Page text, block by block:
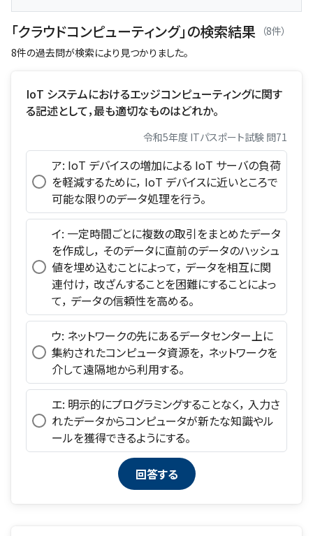
「クラウドコンピューティング」の検索結果
（8件）
8件の過去問が検索により見つかりました。
IoT システムにおけるエッジコンピューティングに関す
る記述として，最も適切なものはどれか。
令和5年度 ITパスポート試験 問71
ア: IoT デバイスの増加による IoT サーバの負荷
を軽減するために， IoT デバイスに近いところで
可能な限りのデータ処理を行う。
イ: 一定時間ごとに複数の取引をまとめたデータ
を作成し， そのデータに直前のデータのハッシュ
値を埋め込むことによって， データを相互に関
連付け， 改ざんすることを困難にすることによっ
て， データの信頼性を高める。
ウ: ネットワークの先にあるデータセンター上に
集約されたコンピュータ資源を， ネットワークを
介して遠隔地から利用する。
エ: 明示的にプログラミングすることなく， 入力さ
れたデータからコンピュータが新たな知識やル
ールを獲得できるようにする。